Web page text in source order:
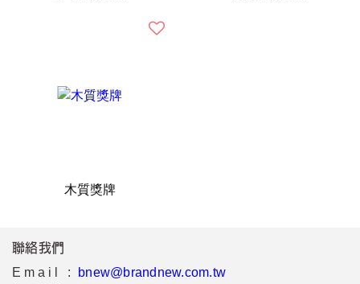
木質獎牌
聯絡我們
Email :
bnew@brandnew.com.tw